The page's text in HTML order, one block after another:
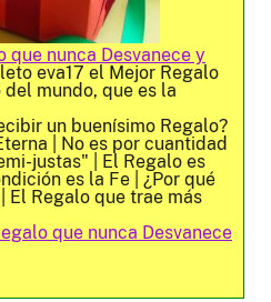
que nunca Desvanece y
eva17 el Mejor Regalo
mundo, que es la
un buenísimo Regalo?
| No es por cuantidad
justas" | El Regalo es
es la Fe | ¿Por qué
El Regalo que trae más
que nunca Desvanece